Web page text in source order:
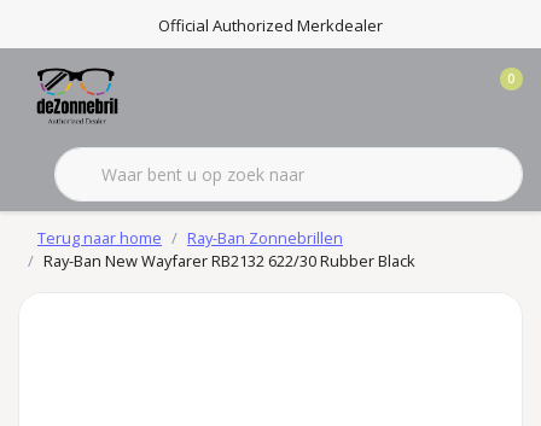
Official Authorized Merkdealer
0
Terug naar home
Ray-Ban Zonnebrillen
Ray-Ban New Wayfarer RB2132 622/30 Rubber Black